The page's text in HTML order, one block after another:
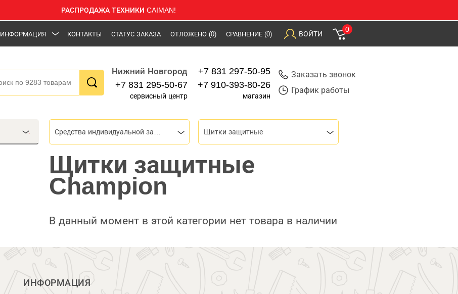
РАСПРОДАЖА ТЕХНИКИ CAIMAN!
ИНФОРМАЦИЯ КОНТАКТЫ СТАТУС ЗАКАЗА ОТЛОЖЕНО (0) СРАВНЕНИЕ (0) ВОЙТИ
0
Нижний Новгород
+7 831 295-50-67
сервисный центр
+7 831 297-50-95
+7 910-393-80-26
магазин
Заказать звонок
График работы
Щитки защитные
Щитки защитные
Champion
В данный момент в этой категории нет товара в наличии
ИНФОРМАЦИЯ